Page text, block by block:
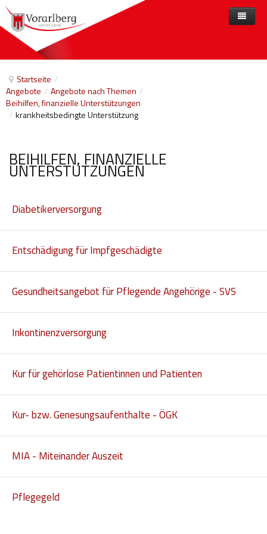
Startseite /
Angebote / Angebote nach Themen /
Beihilfen, finanzielle Unterstützungen
/ krankheitsbedingte Unterstützung
BEIHILFEN, FINANZIELLE
UNTERSTÜTZUNGEN
Diabetikerversorgung
Entschädigung für Impfgeschädigte
Gesundheitsangebot für Pflegende Angehörige - SVS
Inkontinenzversorgung
Kur für gehörlose Patientinnen und Patienten
Kur- bzw. Genesungsaufenthalte - ÖGK
MIA - Miteinander Auszeit
Pflegegeld
Home
Angebote nach Themen
Arbeit und Beschäftigung
Beihilfen, finanzielle Unterstützungen
Gesetze und Verordnungen
Gesundheitliche Rehabilitation
Selbsthilfe und Selbstvertretung
Pflege, Pflegende Angehörige
Unterstützung, Beratung, Assistenz
Angebote A-Z
Anbieter
Aktuelles